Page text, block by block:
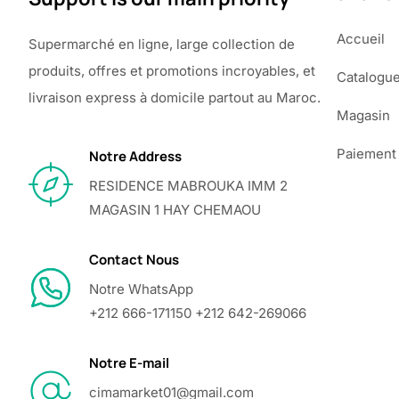
Supermarché en ligne, large collection de
produits, offres et promotions incroyables, et
livraison express à domicile partout au Maroc.
Notre Address
RESIDENCE MABROUKA IMM 2
MAGASIN 1 HAY CHEMAOU
Contact Nous
Notre WhatsApp
+212 666-171150 +212 642-269066
Notre E-mail
cimamarket01@gmail.com
Accueil
Magasin
Paiement